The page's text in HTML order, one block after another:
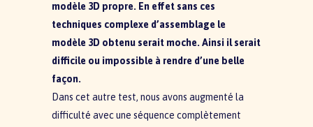
modèle 3D propre. En effet sans ces
techniques complexe d’assemblage le
modèle 3D obtenu serait moche. Ainsi il serait
difficile ou impossible à rendre d’une belle
façon.
Dans cet autre test, nous avons augmenté la
difficulté avec une séquence complètement